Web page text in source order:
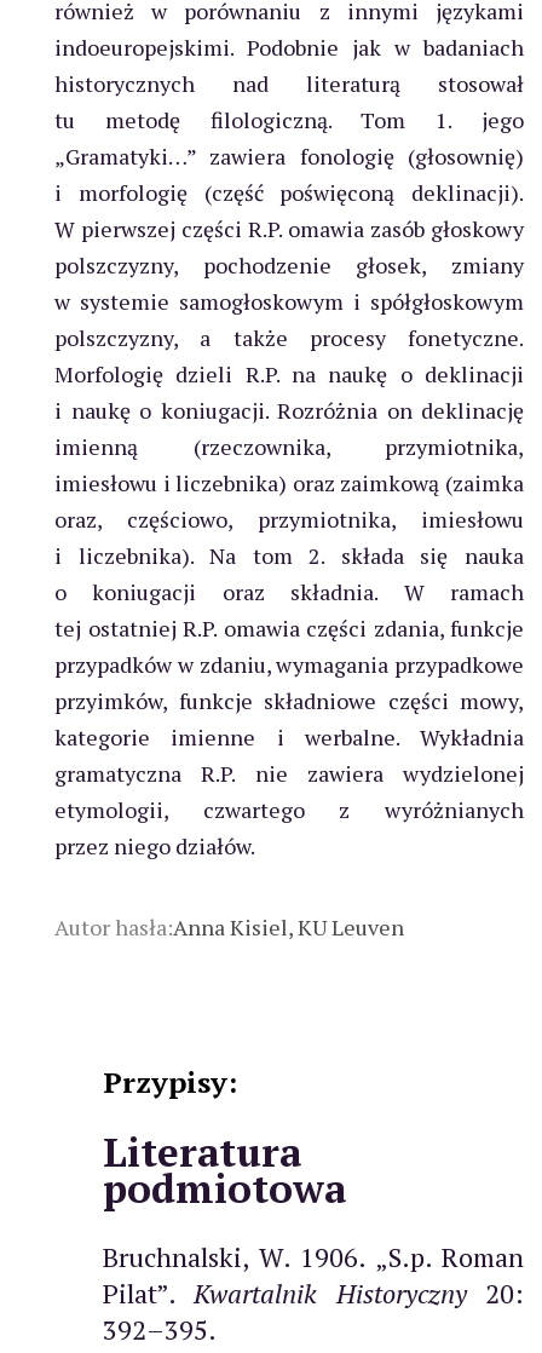
również w porównaniu z innymi językami
indoeuropejskimi. Podobnie jak w badaniach
historycznych nad literaturą stosował
tu metodę filologiczną. Tom 1. jego
„Gramatyki…” zawiera fonologię (głosownię)
i morfologię (część poświęconą deklinacji).
W pierwszej części R.P. omawia zasób głoskowy
polszczyzny, pochodzenie głosek, zmiany
w systemie samogłoskowym i spółgłoskowym
polszczyzny, a także procesy fonetyczne.
Morfologię dzieli R.P. na naukę o deklinacji
i naukę o koniugacji. Rozróżnia on deklinację
imienną (rzeczownika, przymiotnika,
imiesłowu i liczebnika) oraz zaimkową (zaimka
oraz, częściowo, przymiotnika, imiesłowu
i liczebnika). Na tom 2. składa się nauka
o koniugacji oraz składnia. W ramach
tej ostatniej R.P. omawia części zdania, funkcje
przypadków w zdaniu, wymagania przypadkowe
przyimków, funkcje składniowe części mowy,
kategorie imienne i werbalne. Wykładnia
gramatyczna R.P. nie zawiera wydzielonej
etymologii, czwartego z wyróżnianych
przez niego działów.
Autor hasła:Anna Kisiel, KU Leuven
Przypisy:
Literatura
podmiotowa
Bruchnalski, W. 1906. „S.p. Roman
Pilat”.Kwartalnik Historyczny20:
392–395.